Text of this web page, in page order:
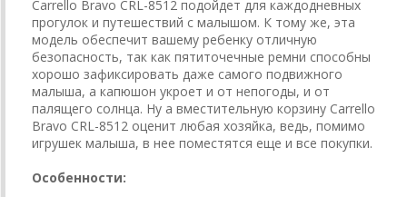
Carrello Bravo CRL-8512 подойдет для каждодневных
прогулок и путешествий с малышом. К тому же, эта
модель обеспечит вашему ребенку отличную
безопасность, так как пятиточечные ремни способны
хорошо зафиксировать даже самого подвижного
малыша, а капюшон укроет и от непогоды, и от
палящего солнца. Ну а вместительную корзину Carrello
Bravo CRL-8512 оценит любая хозяйка, ведь, помимо
игрушек малыша, в нее поместятся еще и все покупки.
Особенности: